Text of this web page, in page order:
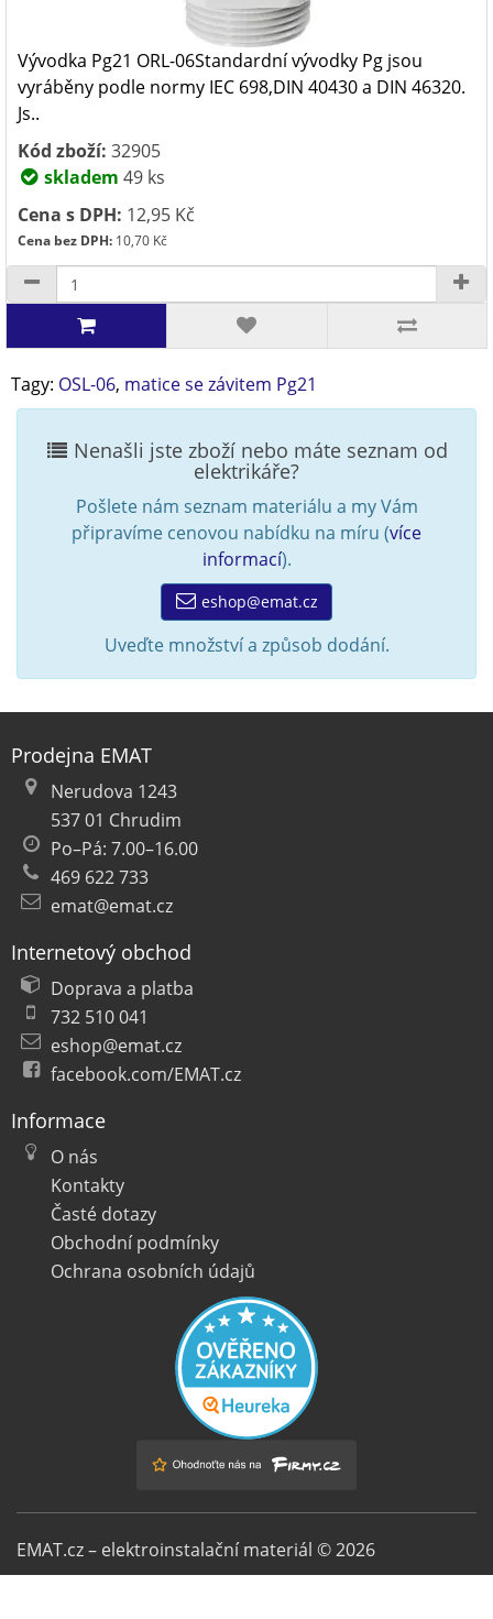
Vývodka Pg21 ORL-06Standardní vývodky Pg jsou
vyráběny podle normy IEC 698,DIN 40430 a DIN 46320.
Js..
Kód zboží: 32905
skladem 49 ks
Cena s DPH: 12,95 Kč
Cena bez DPH: 10,70 Kč
Tagy: OSL-06, matice se závitem Pg21
Nenašli jste zboží nebo máte seznam od
elektrikáře?
Pošlete nám seznam materiálu a my Vám
připravíme cenovou nabídku na míru (více
informací).
eshop@emat.cz
Uveďte množství a způsob dodání.
Prodejna EMAT
Nerudova 1243
537 01 Chrudim
Po–Pá: 7.00–16.00
469 622 733
emat@emat.cz
Internetový obchod
Doprava a platba
732 510 041
eshop@emat.cz
facebook.com/EMAT.cz
Informace
O nás
Kontakty
Časté dotazy
Obchodní podmínky
Ochrana osobních údajů
EMAT.cz – elektroinstalační materiál © 2026